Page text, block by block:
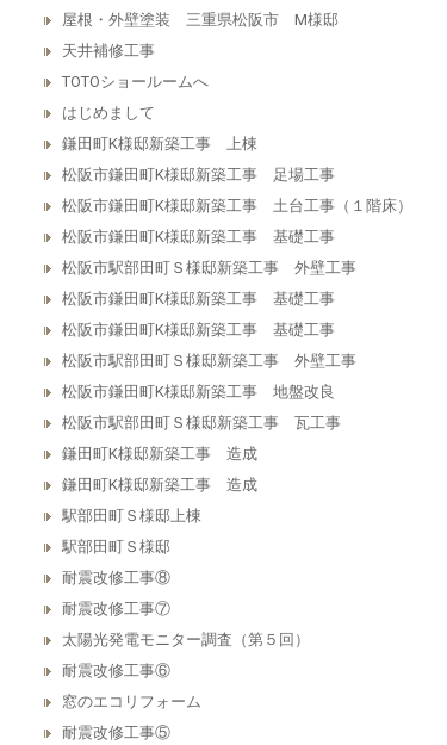
屋根・外壁塗装 三重県松阪市 M様邸
天井補修工事
TOTOショールームへ
はじめまして
鎌田町K様邸新築工事 上棟
松阪市鎌田町K様邸新築工事 足場工事
松阪市鎌田町K様邸新築工事 土台工事（１階床）
松阪市鎌田町K様邸新築工事 基礎工事
松阪市駅部田町Ｓ様邸新築工事 外壁工事
松阪市鎌田町K様邸新築工事 基礎工事
松阪市鎌田町K様邸新築工事 基礎工事
松阪市駅部田町Ｓ様邸新築工事 外壁工事
松阪市鎌田町K様邸新築工事 地盤改良
松阪市駅部田町Ｓ様邸新築工事 瓦工事
鎌田町K様邸新築工事 造成
鎌田町K様邸新築工事 造成
駅部田町Ｓ様邸上棟
駅部田町Ｓ様邸
耐震改修工事⑧
耐震改修工事⑦
太陽光発電モニター調査（第５回）
耐震改修工事⑥
窓のエコリフォーム
耐震改修工事⑤